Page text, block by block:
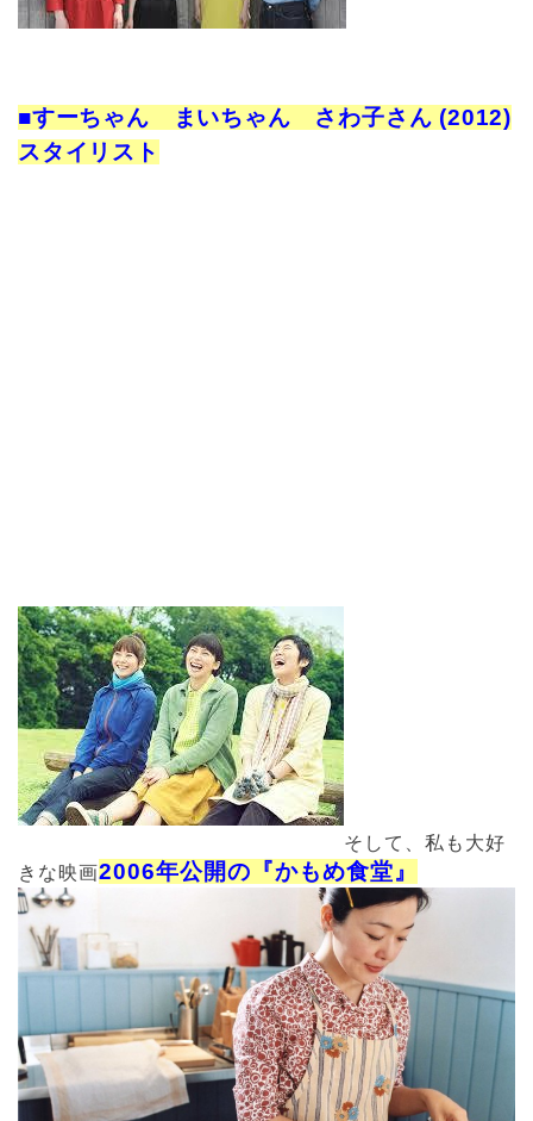
■すーちゃん まいちゃん さわ子さん (2012)
スタイリスト
そして、私も大好
きな映画2006年公開の『かもめ食堂』